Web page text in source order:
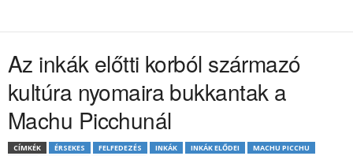
Az inkák előtti korból származó
kultúra nyomaira bukkantak a
Machu Picchunál
CÍMKÉK ÉRSEKES FELFEDEZÉS INKÁK INKÁK ELŐDEI
MACHU PICCHU